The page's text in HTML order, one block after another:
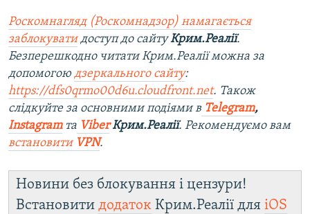
Роскомнагляд (Роскомнадзор) намагається
заблокуватидоступ до сайтуКрим.Реалії.
Безперешкодно читати Крим.Реалії можна за
допомогою дзеркального сайту:
https://dfs0qrmo00d6u.cloudfront.net. Також
слідкуйте за основними подіями в Telegram,
Instagramта ViberКрим.Реалії. Рекомендуємо вам
встановити VPN.
Новини без блокування і цензури!
Встановити додаток Крим.Реалії для iOS